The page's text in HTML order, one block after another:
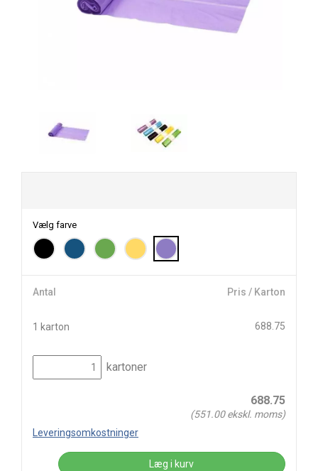
Vælg farve
Antal Pris / Karton
1 karton 688.75
kartoner
688.75
(551.00ekskl. moms)
Leveringsomkostninger
Læg i kurv